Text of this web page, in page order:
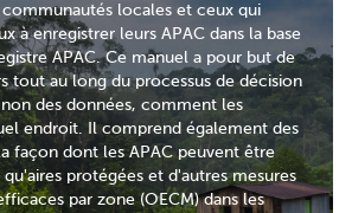
locales et ceux qui
à enregistrer leurs APAC dans la base
APAC. Ce manuel a pour but de
tout au long du processus de décision
des données, comment les
endroit. Il comprend également des
façon dont les APAC peuvent être
protégées et d'autres mesures
par zone (OECM) dans les